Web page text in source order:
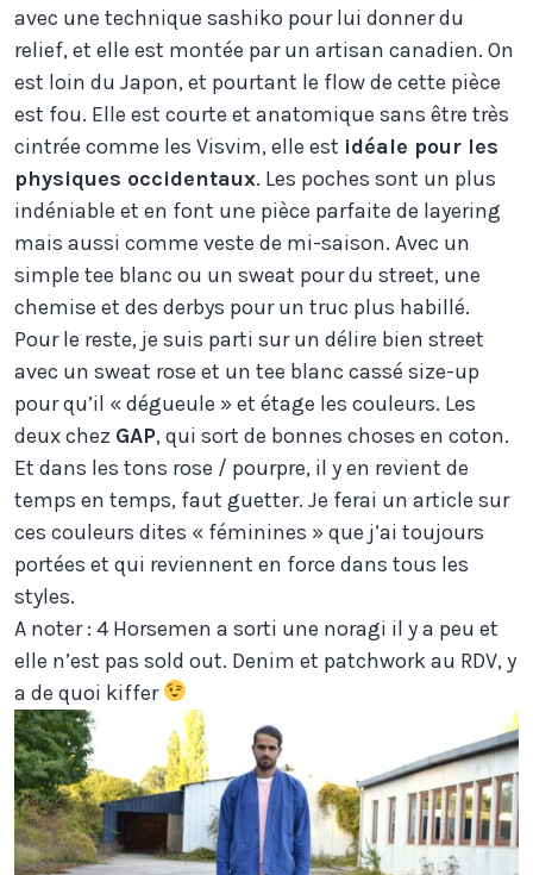
avec une technique sashiko pour lui donner du
relief, et elle est montée par un artisan canadien. On
est loin du Japon, et pourtant le flow de cette pièce
est fou. Elle est courte et anatomique sans être très
cintrée comme les Visvim, elle est idéale pour les
physiques occidentaux. Les poches sont un plus
indéniable et en font une pièce parfaite de layering
mais aussi comme veste de mi-saison. Avec un
simple tee blanc ou un sweat pour du street, une
chemise et des derbys pour un truc plus habillé.
Pour le reste, je suis parti sur un délire bien street
avec un sweat rose et un tee blanc cassé size-up
pour qu’il « dégueule » et étage les couleurs. Les
deux chez GAP, qui sort de bonnes choses en coton.
Et dans les tons rose / pourpre, il y en revient de
temps en temps, faut guetter. Je ferai un article sur
ces couleurs dites « féminines » que j’ai toujours
portées et qui reviennent en force dans tous les
styles.
A noter : 4 Horsemen a sorti une noragi il y a peu et
elle n’est pas sold out. Denim et patchwork au RDV, y
a de quoi kiffer